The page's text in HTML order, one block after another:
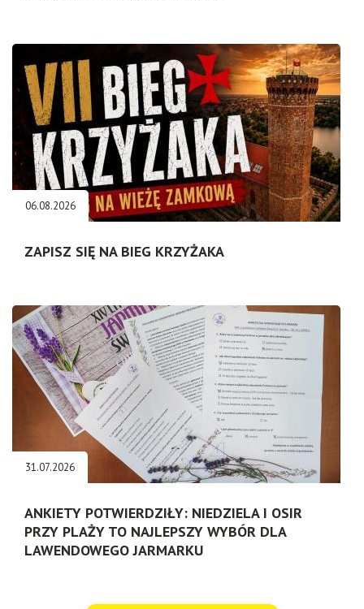
06.08.2026
ZAPISZ SIĘ NA BIEG KRZYŻAKA
31.07.2026
ANKIETY POTWIERDZIŁY: NIEDZIELA I OSIR
PRZY PLAŻY TO NAJLEPSZY WYBÓR DLA
LAWENDOWEGO JARMARKU